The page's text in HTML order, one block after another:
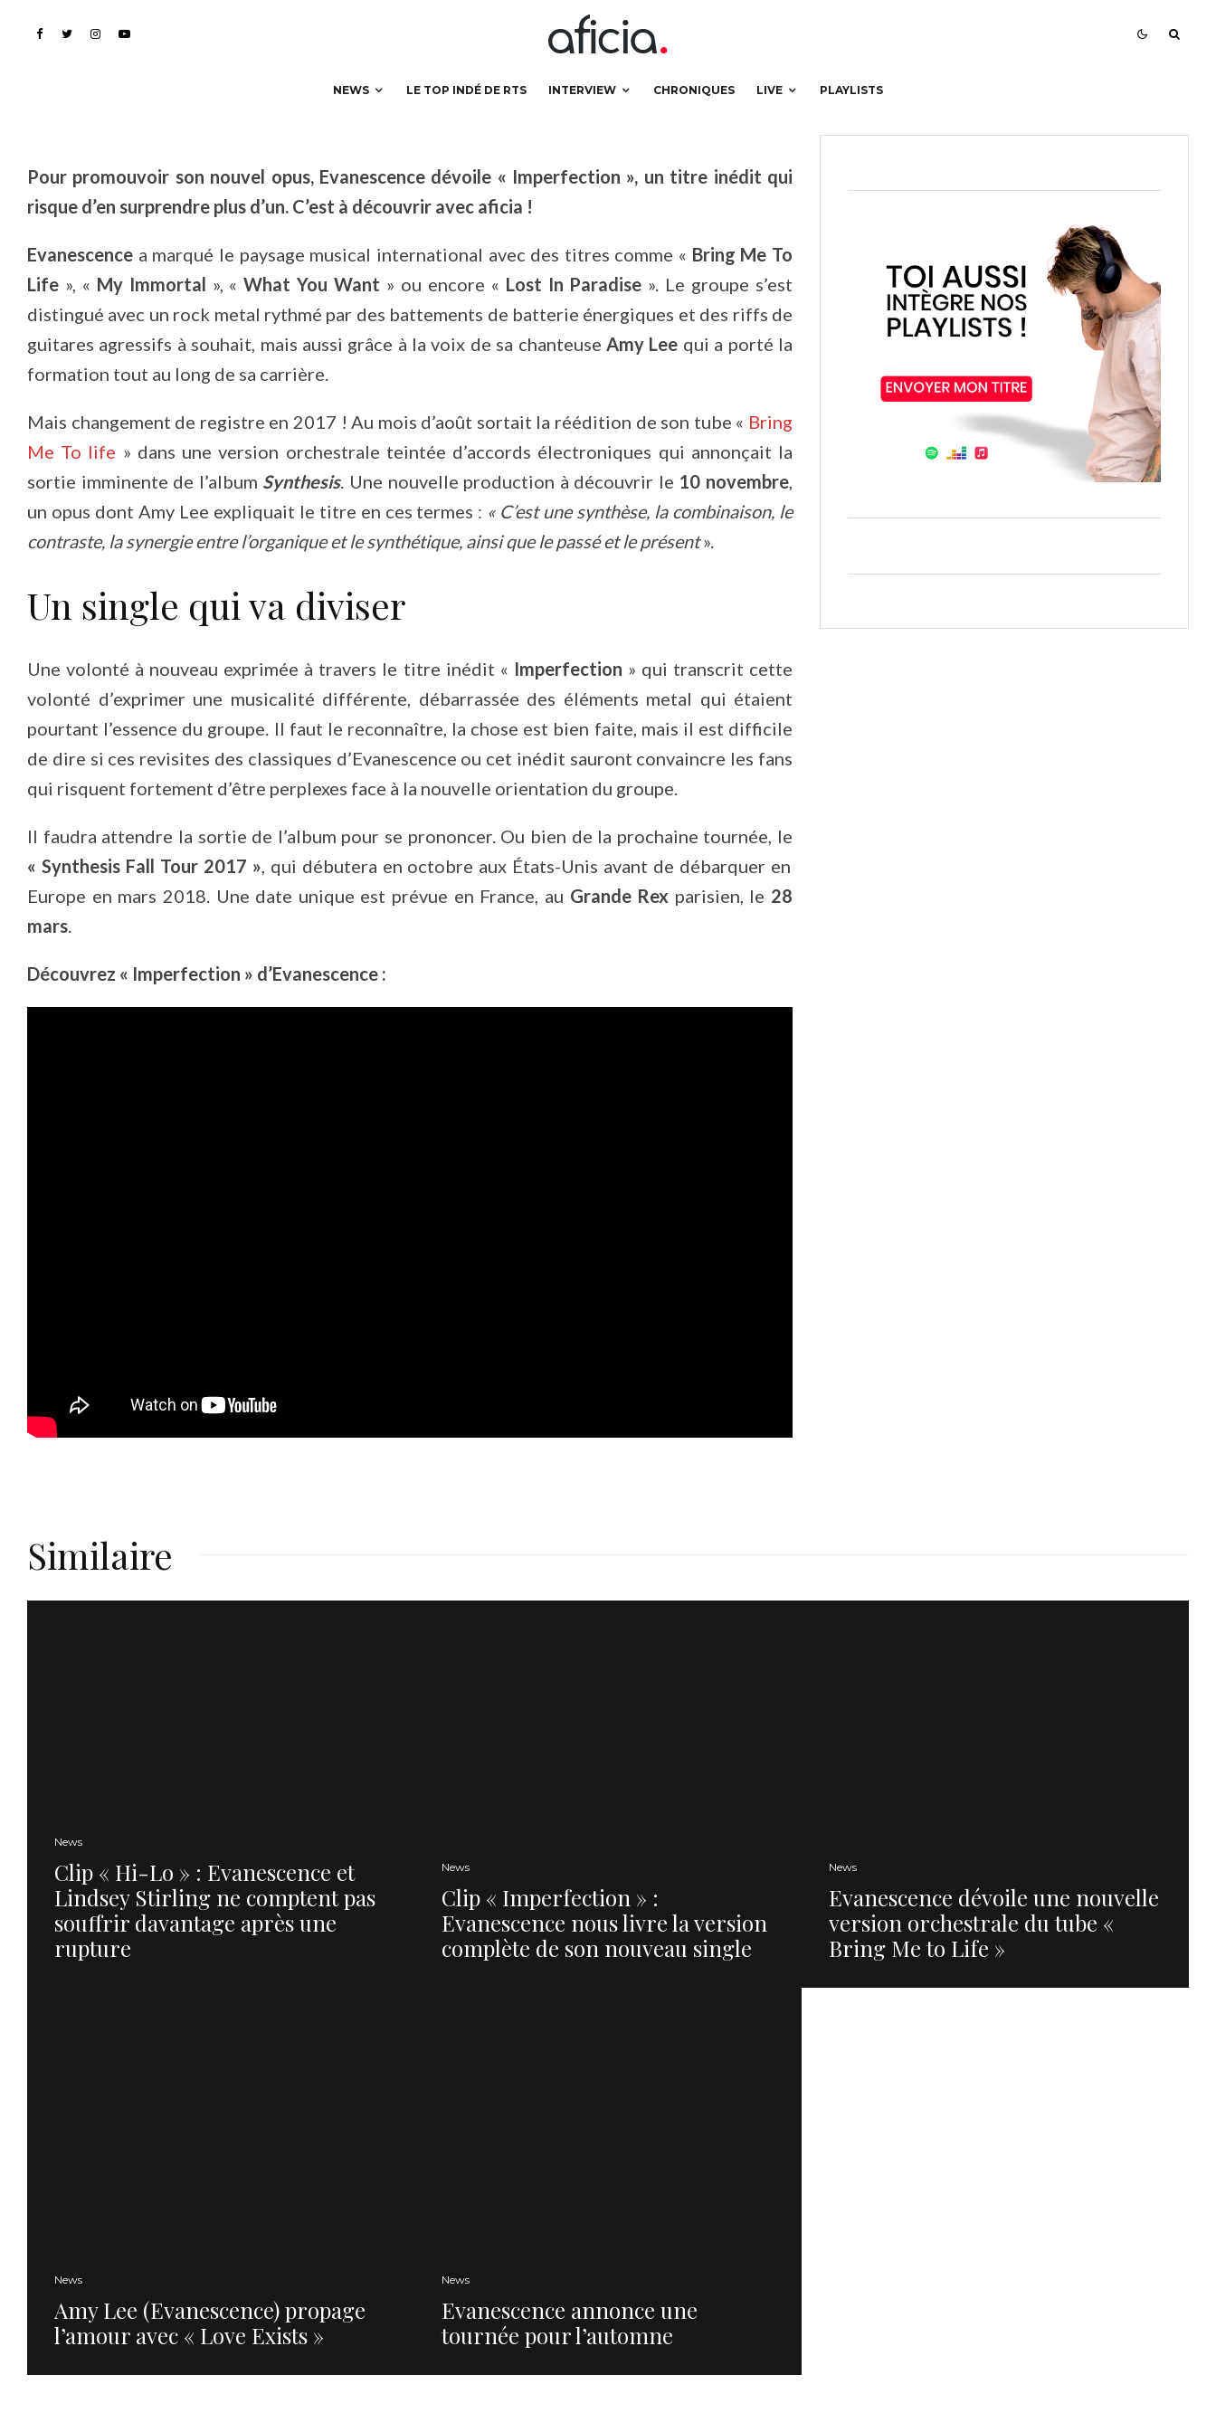
NEWS LE TOP INDÉ DE RTS INTERVIEW CHRONIQUES LIVE PLAYLISTS
Écoutez !
Pour promouvoir son nouvel opus, Evanescence dévoile « Imperfection », un titre inédit qui
risque d’en surprendre plus d’un. C’est à découvrir avec aficia !
Evanescence a marqué le paysage musical international avec des titres comme « Bring Me To
Life », « My Immortal », « What You Want » ou encore « Lost In Paradise ». Le groupe s’est
distingué avec un rock metal rythmé par des battements de batterie énergiques et des riffs de
guitares agressifs à souhait, mais aussi grâce à la voix de sa chanteuseAmy Lee qui a porté la
formation tout au long de sa carrière.
Mais changement de registre en 2017 ! Au mois d’août sortait la réédition de son tube « Bring
Me To life » dans une version orchestrale teintée d’accords électroniques qui annonçait la
sortie imminente de l’album Synthesis. Une nouvelle production à découvrir le 10 novembre,
un opus dont Amy Lee expliquait le titre en ces termes : « C’est une synthèse, la combinaison, le
contraste, la synergie entre l’organique et le synthétique, ainsi que le passé et le présent».
Un single qui va diviser
Une volonté à nouveau exprimée à travers le titre inédit « Imperfection » qui transcrit cette
volonté d’exprimer une musicalité différente, débarrassée des éléments metal qui étaient
pourtant l’essence du groupe. Il faut le reconnaître, la chose est bien faite, mais il est difficile
de dire si ces revisites des classiques d’Evanescence ou cet inédit sauront convaincre les fans
qui risquent fortement d’être perplexes face à la nouvelle orientation du groupe.
Il faudra attendre la sortie de l’album pour se prononcer. Ou bien de la prochaine tournée, le
« Synthesis Fall Tour 2017 », qui débutera en octobre aux États-Unis avant de débarquer en
Europe en mars 2018. Une date unique est prévue en France, au Grande Rex parisien, le 28
mars.
Découvrez « Imperfection » d’Evanescence :
Similaire
News
Clip « Hi-Lo » : Evanescence et
Lindsey Stirling ne comptent pas
souffrir davantage après une
rupture
News
Clip « Imperfection » :
Evanescence nous livre la version
complète de son nouveau single
News
Evanescence dévoile une nouvelle
version orchestrale du tube «
Bring Me to Life »
News
Amy Lee (Evanescence) propage
l’amour avec « Love Exists »
News
Evanescence annonce une
tournée pour l’automne